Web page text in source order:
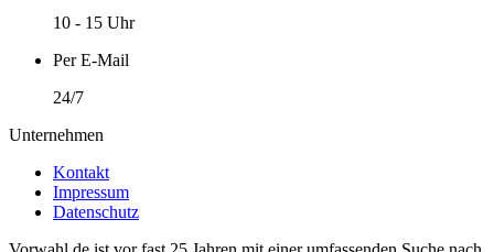
10 - 15 Uhr
Per E-Mail
24/7
Unternehmen
Kontakt
Impressum
Datenschutz